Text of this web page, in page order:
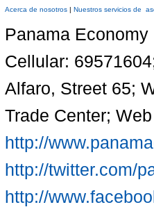
Acerca de nosotros| Nuestros servicios de
Panama
Cellular:
Alfaro, Street 65;
Trade Center;
http://
http://twitter.com/
http://